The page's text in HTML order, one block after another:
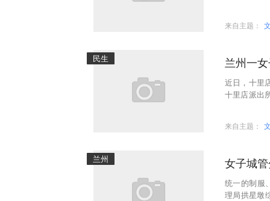
来自主题：
民生 兰州一
近日，十里
十里店派出
来自主题：
兰州 女子城
统一的制服
理局拱星墩